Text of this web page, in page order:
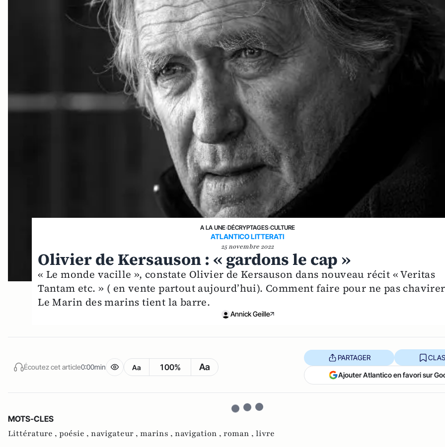
A LA UNE›DÉCRYPTAGES›CULTURE
ATLANTICO LITTERATI
25 novembre 2022
Olivier de Kersauson : « gardons le cap »
« Le monde vacille », constate Olivier de Kersauson dans nouveau récit « Veritas
Tantam etc. » ( en vente partout aujourd’hui). Comment faire pour ne pas chavirer
Le Marin des marins tient la barre.
Annick Geille
Écoutez cet article0:00min Aa 100% Aa
PARTAGER
Ajouter Atlantico en favori sur
MOTS-CLES
Littérature , poésie , navigateur , marins , navigation , roman , livre